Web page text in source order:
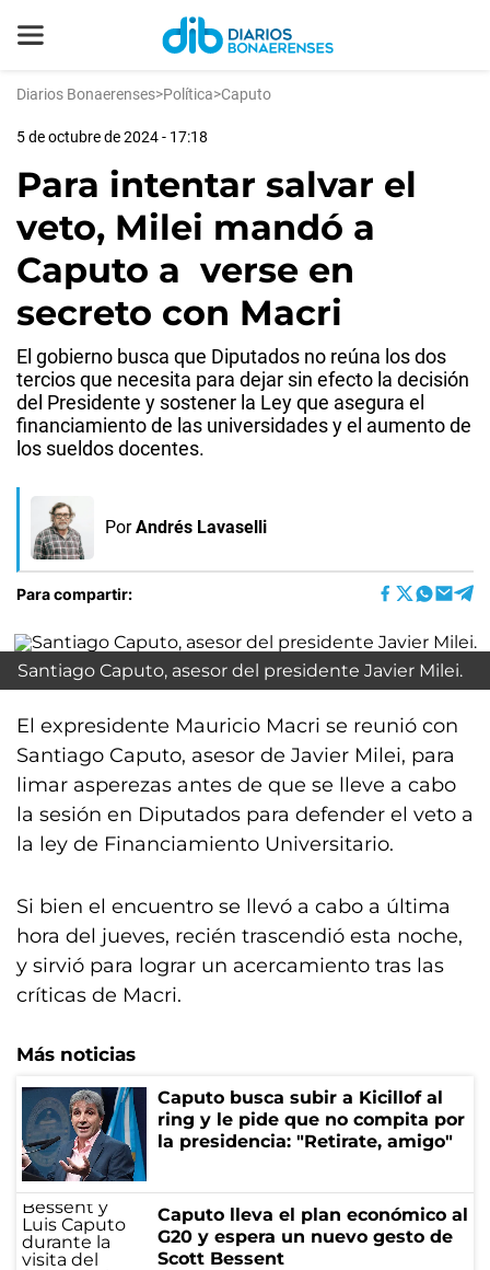
Diarios Bonaerenses>Política>Caputo
5 de octubre de 2024 - 17:18
Para intentar salvar el
veto, Milei mandó a
Caputo a verse en
secreto con Macri
El gobierno busca que Diputados no reúna los dos
tercios que necesita para dejar sin efecto la decisión
del Presidente y sostener la Ley que asegura el
financiamiento de las universidades y el aumento de
los sueldos docentes.
Por Andrés Lavaselli
Para compartir:
Santiago Caputo, asesor del presidente Javier Milei.
El expresidente Mauricio Macri se reunió con
Santiago Caputo, asesor de Javier Milei, para
limar asperezas antes de que se lleve a cabo
la sesión en Diputados para defender el veto a
la ley de Financiamiento Universitario.
Si bien el encuentro se llevó a cabo a última
hora del jueves, recién trascendió esta noche,
y sirvió para lograr un acercamiento tras las
críticas de Macri.
Más noticias
Caputo busca subir a Kicillof al
ring y le pide que no compita por
la presidencia: "Retirate, amigo"
Caputo lleva el plan económico al
G20 y espera un nuevo gesto de
Scott Bessent